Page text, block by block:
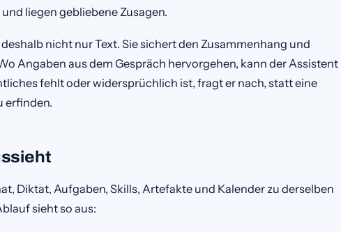
liegen gebliebene Zusagen.
nicht nur Text. Sie sichert den Zusammenhang und
Angaben aus dem Gespräch hervorgehen, kann der Assistent
fehlt oder widersprüchlich ist, fragt er nach, statt eine
erfinden.
Diktat, Aufgaben, Skills, Artefakte und Kalender zu derselben
sieht so aus: